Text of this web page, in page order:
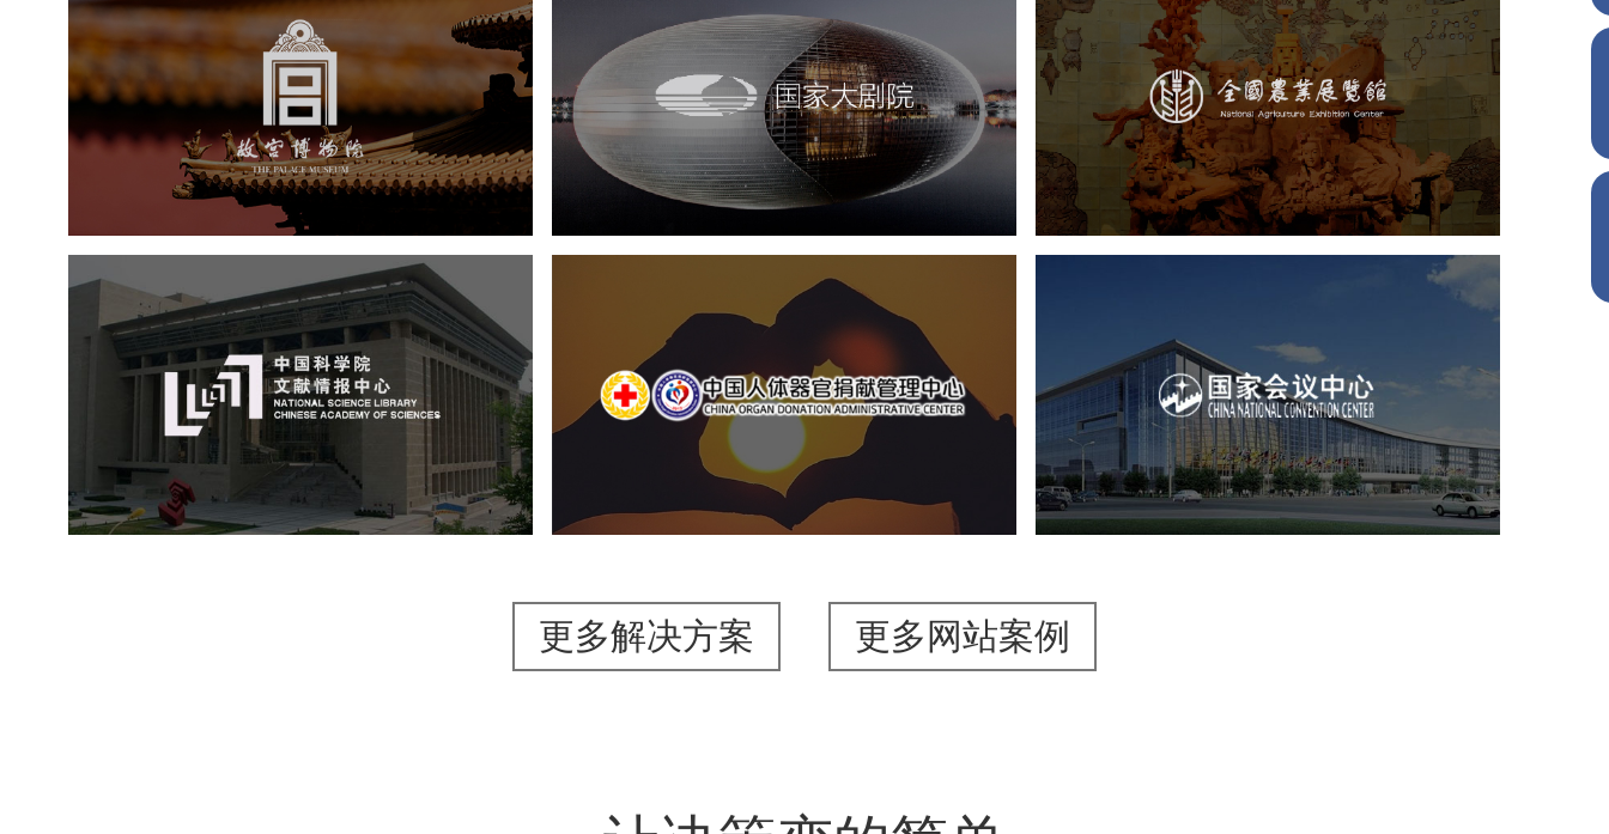
故宫博物院
文化艺术 博物馆
智慧博物馆
博物馆网站建设
景区网站建设
文创商城
万能专题
网站代运营
国家大剧院
文化艺术 剧院 智慧展馆 展馆网站建设
农业展览馆
文化艺术 展馆网站建设
博物馆展厅设计
数字博物馆建设
展厅空间设计
企业展厅设计
公司展厅设计
北京展厅设计 产品展厅设计
中国科学院文献情报中心
机构组织 网站建设
虚拟展厅
博物馆展厅设计
数字博物馆建设
展厅空间设计
北京展厅设计
产品展厅设计
企业展厅设计
公司展厅设计
中国人体器官捐献管理中心
国企 品牌官网
网站设计
国家会议中心
服务行业 专业服务 网站建设 网站设计
更多解决方案 更多网站案例